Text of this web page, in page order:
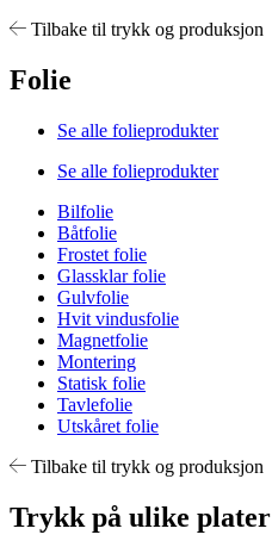
Tilbake til trykk og produksjon
Folie
Se alle folieprodukter
Se alle folieprodukter
Bilfolie
Båtfolie
Frostet folie
Glassklar folie
Gulvfolie
Hvit vindusfolie
Magnetfolie
Montering
Statisk folie
Tavlefolie
Utskåret folie
Tilbake til trykk og produksjon
Trykk på ulike plater